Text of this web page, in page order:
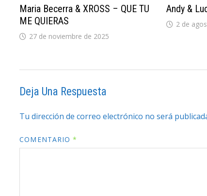
Maria Becerra & XROSS – QUE TU
ME QUIERAS
27 de noviembre de 2025
Andy &
2 de
Deja Una Respuesta
Tu dirección de correo electrónico no será
COMENTARIO*